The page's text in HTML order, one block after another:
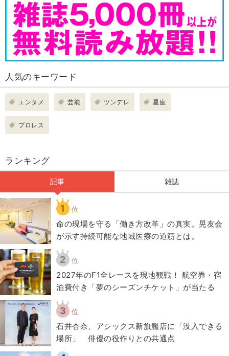
人気のキーワード
エンタメ 芸能 ツンデレ 星座
プロレス
ランキング
記事 雑誌
1 位
​命の現場を守る「働き方改革」の真実。晃友会
が示す持続可能な地域医療の道筋とは。
2 位
2027年のF1全レースを現地観戦！ 航空券・宿
泊費付き「夢のシーズンチケット」が当たる
3 位
石井杏奈、アシックス新旗艦店に「没入できる
場所」 俳優の役作りとの共通点